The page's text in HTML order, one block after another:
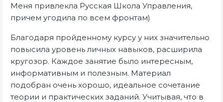
Меня привлекла Русская Школа Управления,
причем угодила по всем фронтам)
Благодаря пройденному курсу у них значительно
повысила уровень личных навыков, расширила
кругозор. Каждое занятие было интересным,
информативным и полезным. Материал
подобран очень хорошо, идеальное сочетание
теории и практических заданий. Учитывая, что в